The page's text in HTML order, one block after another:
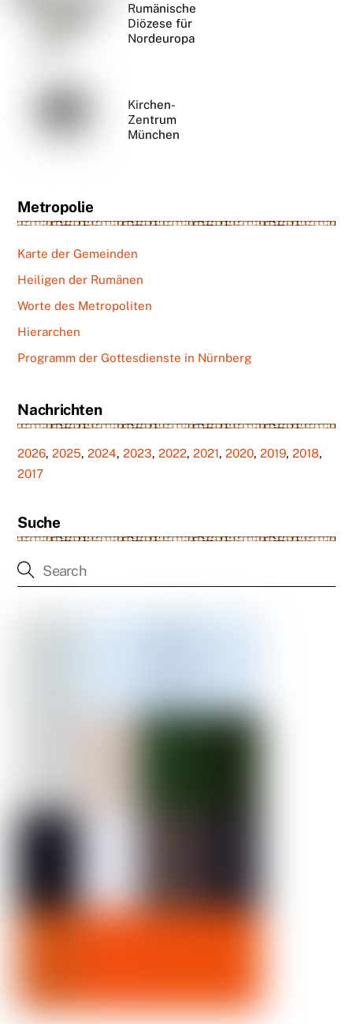
Rumänische
Diözese für
Nordeuropa
Kirchen-
Zentrum
München
Metropolie
Karte der Gemeinden
Heiligen der Rumänen
Worte des Metropoliten
Hierarchen
Programm der Gottesdienste in Nürnberg
Nachrichten
2026,2025,2024,2023,2022,2021,2020,2019,2018,
2017
Suche